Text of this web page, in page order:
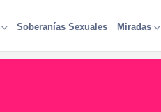
Soberanías Sexuales Miradas